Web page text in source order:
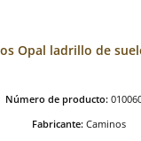
Opal ladrillo de
Número de producto:
Fabricante: Caminos